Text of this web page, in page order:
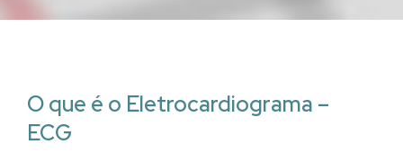
O que é o Eletrocardiograma –
ECG
Marque
agora